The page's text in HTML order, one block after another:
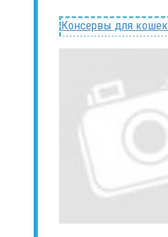
Консервы для кошек